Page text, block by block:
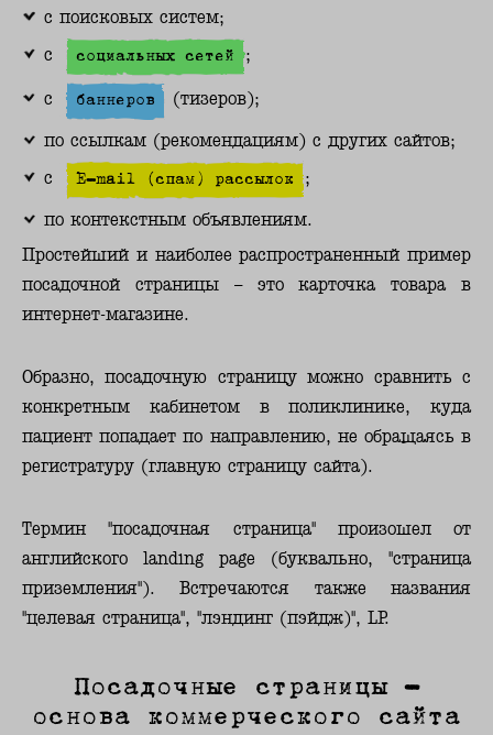
с поисковых систем;
с
социальных сетей ;
с баннеров
(тизеров);
по ссылкам (рекомендациям) с других сайтов;
с
E-mail (спам) рассылок
;
по контекстным объявлениям.
Простейший и наиболее распространенный пример
посадочной страницы – это карточка товара в
интернет-магазине.
Образно, посадочную страницу можно сравнить с
конкретным кабинетом в поликлинике, куда
пациент попадает по направлению, не обращаясь в
регистратуру (главную страницу сайта).
Термин "посадочная страница" произошел от
английского landing page (буквально, "страница
приземления"). Встречаются также названия
"целевая страница", "лэндинг (пэйдж)", LP.
Посадочные страницы –
основа коммерческого сайта